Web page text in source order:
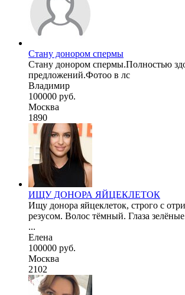
Стану донором спермы
Стану донором спермы.Полностью
предложений.Фотоо в лс
Владимир
100000 руб.
Москва
1890
ИЩУ ДОНОРА ЯЙЦЕКЛЕТОК
Ищу донора яйцеклеток, строго с
резусом. Волос тёмный. Глаза
...
Елена
100000 руб.
Москва
2102